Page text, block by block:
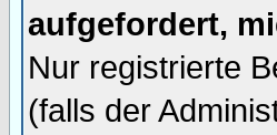
aufgefordert,
Nur registrierte
(falls der